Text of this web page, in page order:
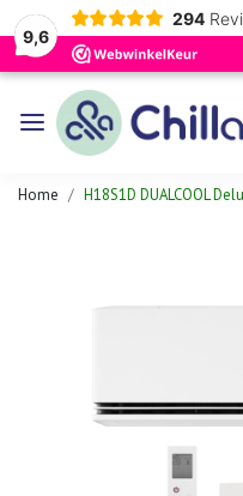
9,6
294
Home H18S1D DUALCOOL